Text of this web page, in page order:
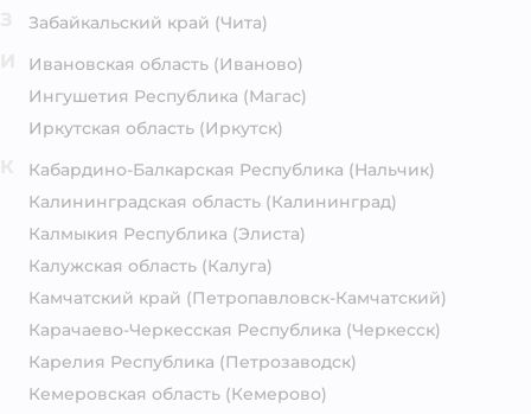
Забайкальский край (Чита)
Ивановская область (Иваново)
Ингушетия Республика (Магас)
Иркутская область (Иркутск)
Кабардино-Балкарская Республика (Нальчик)
Калининградская область (Калининград)
Калмыкия Республика (Элиста)
Калужская область (Калуга)
Камчатский край (Петропавловск-Камчатский)
Карачаево-Черкесская Республика (Черкесск)
Карелия Республика (Петрозаводск)
Кемеровская область (Кемерово)